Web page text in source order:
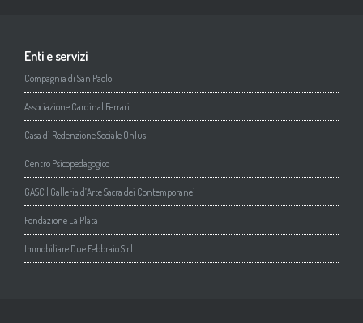
Enti e servizi
Compagnia di San Paolo
Associazione Cardinal Ferrari
Casa di Redenzione Sociale Onlus
Centro Psicopedagogico
GASC | Galleria d’Arte Sacra dei Contemporanei
Fondazione La Plata
Immobiliare Due Febbraio S.r.l.